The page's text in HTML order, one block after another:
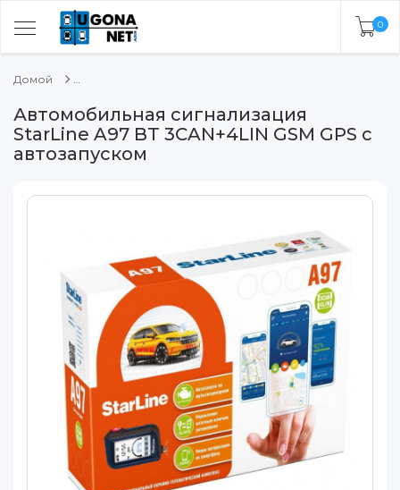
0
Домой
Автомобильная сигнализация
StarLine A97 BT 3CAN+4LIN GSM GPS с
автозапуском